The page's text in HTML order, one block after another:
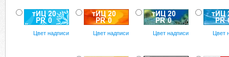
Цвет надписи Цвет надписи Цвет надписи Цвет